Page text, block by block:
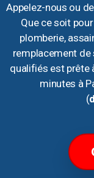
Appelez-nous ou
Que ce soit
plomberie,
remplacement de
qualifiés est prête
minutes à
(